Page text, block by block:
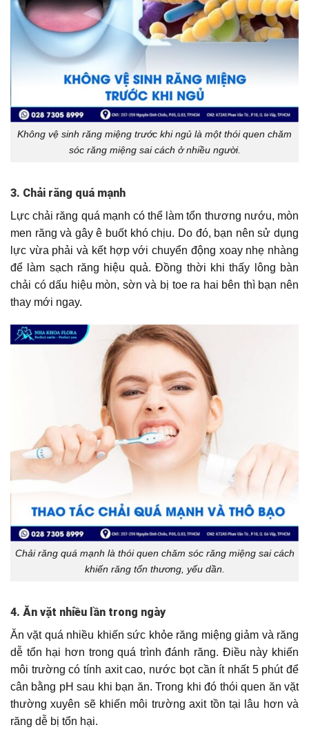
Không vệ sinh răng miệng trước khi ngủ là một thói quen chăm
sóc răng miệng sai cách ở nhiều người.
3. Chải răng quá mạnh
Lực chải răng quá mạnh có thể làm tổn thương nướu, mòn
men răng và gây ê buốt khó chịu. Do đó, bạn nên sử dụng
lực vừa phải và kết hợp với chuyển động xoay nhẹ nhàng
để làm sạch răng hiệu quả. Đồng thời khi thấy lông bàn
chải có dấu hiệu mòn, sờn và bị toe ra hai bên thì bạn nên
thay mới ngay.
Chải răng quá mạnh là thói quen chăm sóc răng miệng sai cách
khiến răng tổn thương, yếu dần.
4. Ăn vặt nhiều lần trong ngày
Ăn vặt quá nhiều khiến sức khỏe răng miệng giảm và răng
dễ tổn hại hơn trong quá trình đánh răng. Điều này khiến
môi trường có tính axit cao, nước bọt cần ít nhất 5 phút để
cân bằng pH sau khi bạn ăn. Trong khi đó thói quen ăn vặt
thường xuyên sẽ khiến môi trường axit tồn tại lâu hơn và
răng dễ bị tổn hại.